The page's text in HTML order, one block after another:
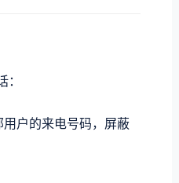
户的来电号码，屏蔽